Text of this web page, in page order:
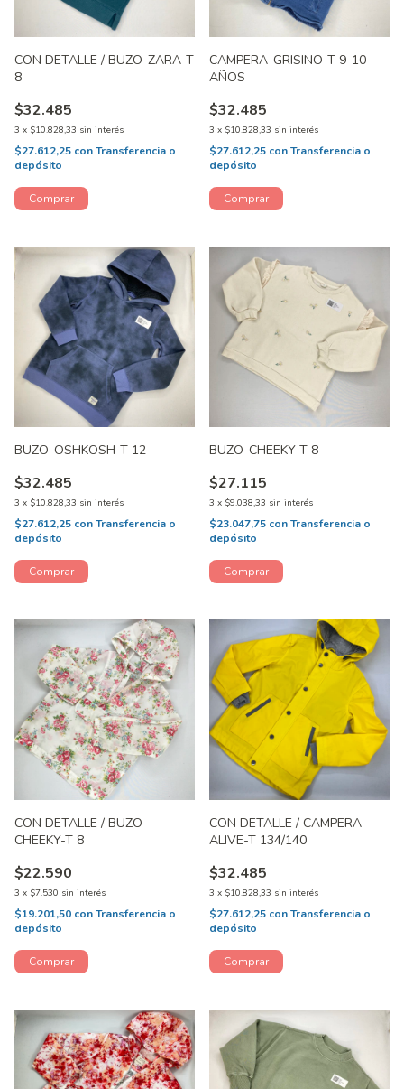
CON DETALLE / BUZO-ZARA-T
8
$32.485
3 x $10.828,33 sin interés
$27.612,25 conTransferencia o
depósito
CAMPERA-GRISINO-T 9-10
AÑOS
$32.485
3 x $10.828,33 sin interés
$27.612,25 conTransferencia o
depósito
BUZO-OSHKOSH-T 12
$32.485
3 x $10.828,33 sin interés
$27.612,25 conTransferencia o
depósito
BUZO-CHEEKY-T 8
$27.115
3 x $9.038,33 sin interés
$23.047,75 conTransferencia o
depósito
CON DETALLE / BUZO-
CHEEKY-T 8
$22.590
3 x $7.530 sin interés
$19.201,50 conTransferencia o
depósito
CON DETALLE / CAMPERA-
ALIVE-T 134/140
$32.485
3 x $10.828,33 sin interés
$27.612,25 conTransferencia o
depósito